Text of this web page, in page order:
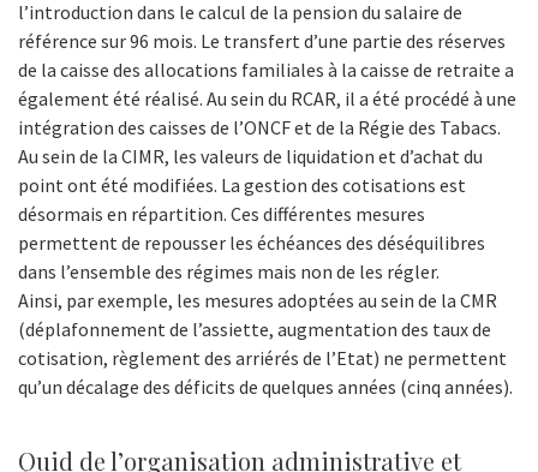
l’introduction dans le calcul de la pension du salaire de
référence sur 96 mois. Le transfert d’une partie des réserves
de la caisse des allocations familiales à la caisse de retraite a
également été réalisé. Au sein du RCAR, il a été procédé à une
intégration des caisses de l’ONCF et de la Régie des Tabacs.
Au sein de la CIMR, les valeurs de liquidation et d’achat du
point ont été modifiées. La gestion des cotisations est
désormais en répartition. Ces différentes mesures
permettent de repousser les échéances des déséquilibres
dans l’ensemble des régimes mais non de les régler.
Ainsi, par exemple, les mesures adoptées au sein de la CMR
(déplafonnement de l’assiette, augmentation des taux de
cotisation, règlement des arriérés de l’Etat) ne permettent
qu’un décalage des déficits de quelques années (cinq années).
Quid de l’organisation administrative et